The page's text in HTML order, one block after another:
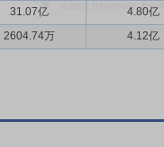
31.07亿
4.80亿
2604.74万 4.12亿